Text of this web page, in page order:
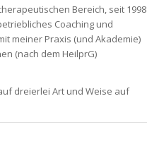
Bereich, seit 1998
Coaching und
meiner Praxis (und Akademie)
(nach dem HeilprG)
dreierlei Art und Weise auf